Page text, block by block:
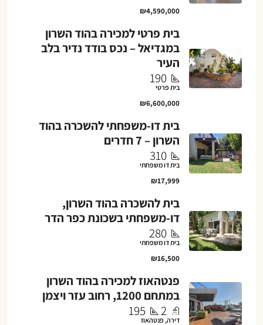
₪4,590,000
בית פרטי למכירה בהוד השרון
במגדיאל – נכס בודד נדיר בלב
העיר
190
בית פרטי
₪6,600,000
בית דו-משפחתי להשכרה בהוד
השרון – 7 חדרים
310
בית דו משפחתי
₪17,999
בית להשכרה בהוד השרון,
דו-משפחתי בשכונת כפר הדר
280
בית דו משפחתי
₪16,500
פנטהאוז למכירה בהוד השרון
במתחם 1200, רחוב עזר ויצמן
2
195
דירה, פנטהאוז